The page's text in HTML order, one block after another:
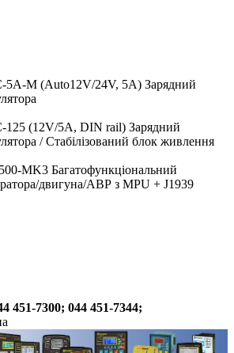
M (Auto12V/24V, 5A) Зарядний
(12V/5A, DIN rail) Зарядний
/ Стабілізований блок живлення
MK3 Багатофункціональний
двигуна/АВР з MPU + J1939
451-7300; 044 451-7344;